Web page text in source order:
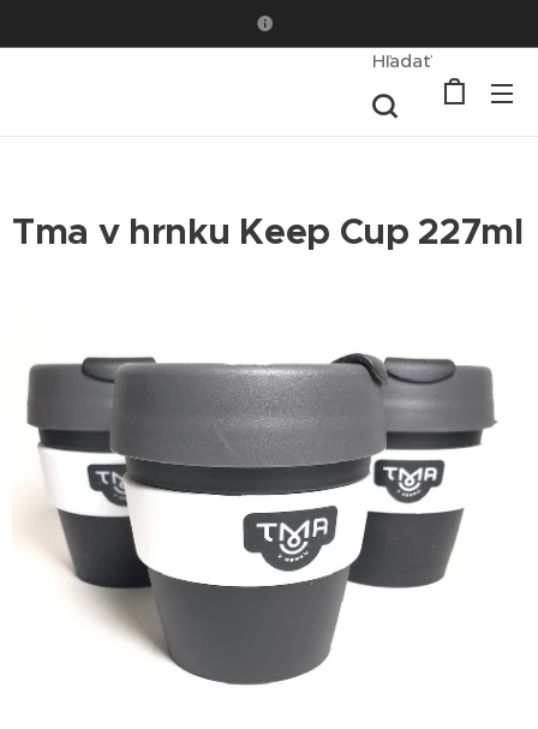
Hľadať
Tma v hrnku Keep Cup 227ml